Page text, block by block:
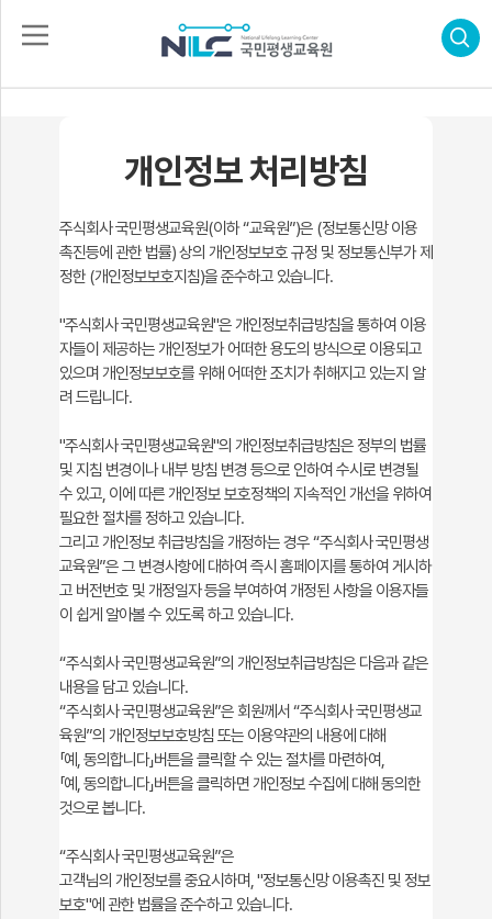
로
개인정보 처리방침
주식회사 국민평생교육원(이하 “교육원”)은 (정보통신망 이용
촉진등에 관한 법률) 상의 개인정보보호 규정 및 정보통신부가 제
정한 (개인정보보호지침)을 준수하고 있습니다.
"주식회사 국민평생교육원"은 개인정보취급방침을 통하여 이용
자들이 제공하는 개인정보가 어떠한 용도의 방식으로 이용되고
있으며 개인정보보호를 위해 어떠한 조치가 취해지고 있는지 알
려 드립니다.
"주식회사 국민평생교육원"의 개인정보취급방침은 정부의 법률
및 지침 변경이나 내부 방침 변경 등으로 인하여 수시로 변경될
수 있고, 이에 따른 개인정보 보호정책의 지속적인 개선을 위하여
필요한 절차를 정하고 있습니다.
그리고 개인정보 취급방침을 개정하는 경우 “주식회사 국민평생
교육원”은 그 변경사항에 대하여 즉시 홈페이지를 통하여 게시하
고 버전번호 및 개정일자 등을 부여하여 개정된 사항을 이용자들
이 쉽게 알아볼 수 있도록 하고 있습니다.
“주식회사 국민평생교육원”의 개인정보취급방침은 다음과 같은
내용을 담고 있습니다.
“주식회사 국민평생교육원”은 회원께서 “주식회사 국민평생교
육원”의 개인정보보호방침 또는 이용약관의 내용에 대해
「예, 동의합니다」버튼을 클릭할 수 있는 절차를 마련하여,
「예, 동의합니다」버튼을 클릭하면 개인정보 수집에 대해 동의한
것으로 봅니다.
“주식회사 국민평생교육원”은
고객님의 개인정보를 중요시하며, "정보통신망 이용촉진 및 정보
보호"에 관한 법률을 준수하고 있습니다.